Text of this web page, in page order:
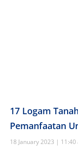
17 Logam
Pemanfaatan
18 January 2023 11:40